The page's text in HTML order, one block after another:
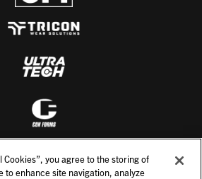
Cookies”, you agree to the storing of
to enhance site navigation, analyze